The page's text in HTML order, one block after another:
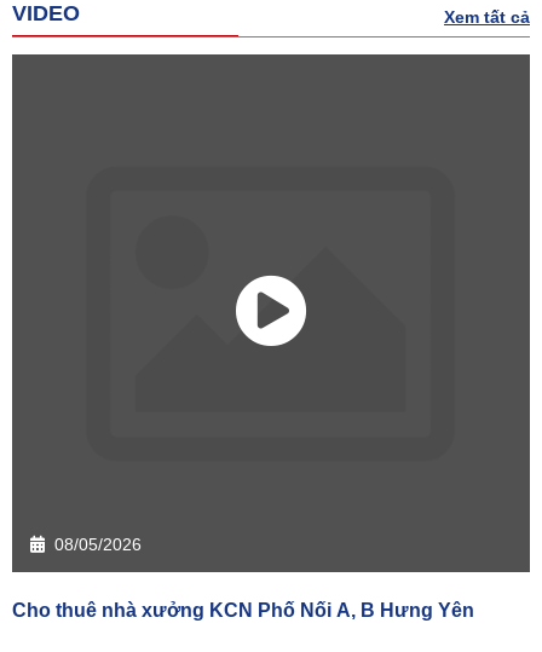
VIDEO Xem tất cả
08/05/2026
Cho thuê nhà xưởng KCN Phố Nối A, B Hưng Yên